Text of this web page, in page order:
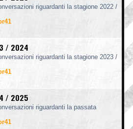
riguardanti la stagione 2022 /
/ 2024
riguardanti la stagione 2023 /
/ 2025
riguardanti la passata